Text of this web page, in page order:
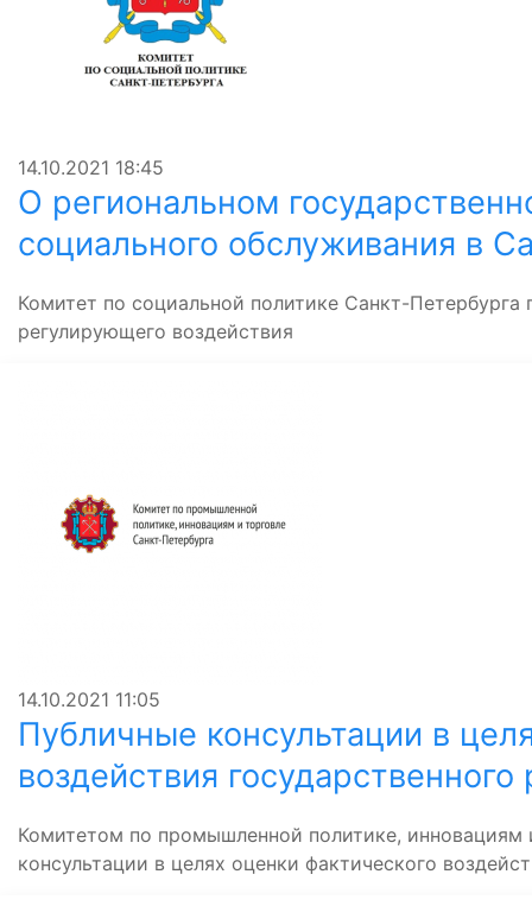
14.10.2021 18:45
О региональном
социального обслуживания в
Комитет по социальной политике Санкт-
регулирующего воздействия
14.10.2021 11:05
Публичные консультации в
воздействия государственного
Комитетом по промышленной политике, инновациям
консультации в целях оценки фактического